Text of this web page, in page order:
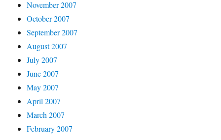
November 2007
October 2007
September 2007
August 2007
July 2007
June 2007
May 2007
April 2007
March 2007
February 2007